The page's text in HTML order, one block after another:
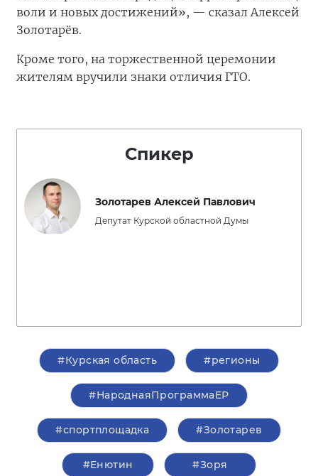
воли и новых достижений», — сказал Алексей
Золотарёв.
Кроме того, на торжественной церемонии
жителям вручили знаки отличия ГТО.
Спикер
Золотарев Алексей Павлович
Депутат Курской областной Думы
#Курская область #регионы
#НароднаяПрограммаЕР
#спортплощадка #Золотарев
#Енютин #Зоря